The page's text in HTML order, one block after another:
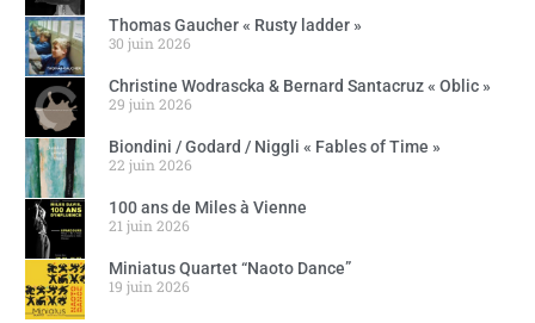
Thomas Gaucher « Rusty ladder »
30 juin 2026
Christine Wodrascka & Bernard Santacruz « Oblic »
29 juin 2026
Biondini / Godard / Niggli « Fables of Time »
22 juin 2026
100 ans de Miles à Vienne
21 juin 2026
Miniatus Quartet “Naoto Dance”
19 juin 2026